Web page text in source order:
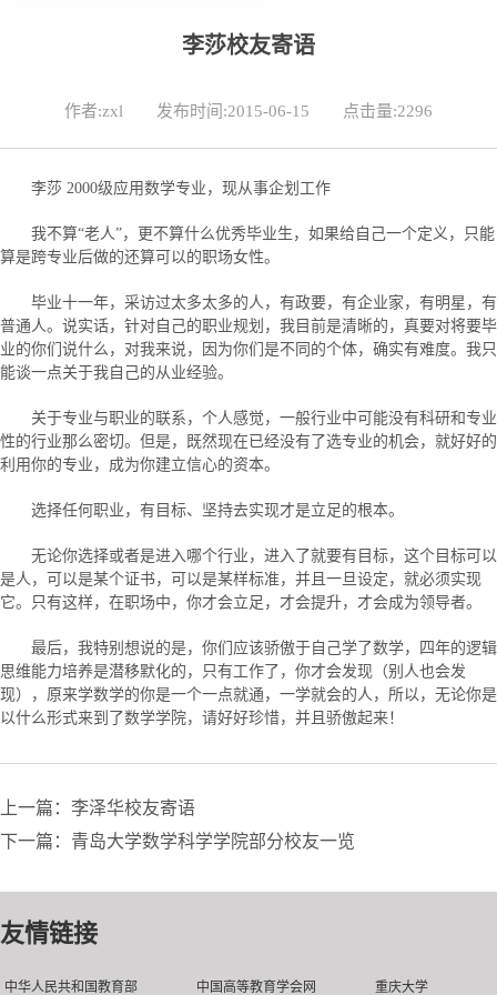
李莎校友寄语
作者:zxl 发布时间:2015-06-15 点击量:2296
李莎 2000级应用数学专业，现从事企划工作
我不算“老人”，更不算什么优秀毕业生，如果给自己一个定义，只能
算是跨专业后做的还算可以的职场女性。
毕业十一年，采访过太多太多的人，有政要，有企业家，有明星，有
普通人。说实话，针对自己的职业规划，我目前是清晰的，真要对将要毕
业的你们说什么，对我来说，因为你们是不同的个体，确实有难度。我只
能谈一点关于我自己的从业经验。
关于专业与职业的联系，个人感觉，一般行业中可能没有科研和专业
性的行业那么密切。但是，既然现在已经没有了选专业的机会，就好好的
利用你的专业，成为你建立信心的资本。
选择任何职业，有目标、坚持去实现才是立足的根本。
无论你选择或者是进入哪个行业，进入了就要有目标，这个目标可以
是人，可以是某个证书，可以是某样标准，并且一旦设定，就必须实现
它。只有这样，在职场中，你才会立足，才会提升，才会成为领导者。
最后，我特别想说的是，你们应该骄傲于自己学了数学，四年的逻辑
思维能力培养是潜移默化的，只有工作了，你才会发现（别人也会发
现），原来学数学的你是一个一点就通，一学就会的人，所以，无论你是
以什么形式来到了数学学院，请好好珍惜，并且骄傲起来！
上一篇：李泽华校友寄语
下一篇：青岛大学数学科学学院部分校友一览
友情链接
中华人民共和国教育部 中国高等教育学会网 重庆大学